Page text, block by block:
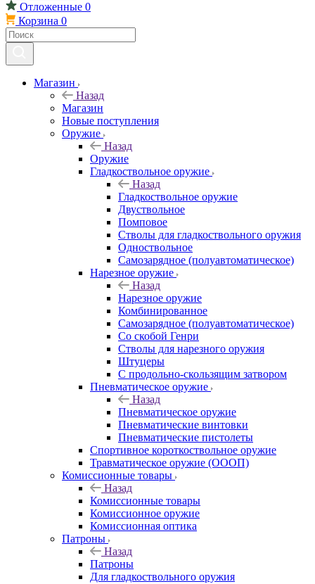
Отложенные 0
Корзина 0
Магазин
Назад
Магазин
Новые поступления
Оружие
Назад
Оружие
Гладкоствольное оружие
Назад
Гладкоствольное оружие
Двуствольное
Помповое
Стволы для гладкоствольного оружия
Одноствольное
Самозарядное (полуавтоматическое)
Нарезное оружие
Назад
Нарезное оружие
Комбинированное
Самозарядное (полуавтоматическое)
Со скобой Генри
Стволы для нарезного оружия
Штуцеры
С продольно-скользящим затвором
Пневматическое оружие
Назад
Пневматическое оружие
Пневматические винтовки
Пневматические пистолеты
Спортивное короткоствольное оружие
Травматическое оружие (ОООП)
Комиссионные товары
Назад
Комиссионные товары
Комиссионное оружие
Комиссионная оптика
Патроны
Назад
Патроны
Для гладкоствольного оружия